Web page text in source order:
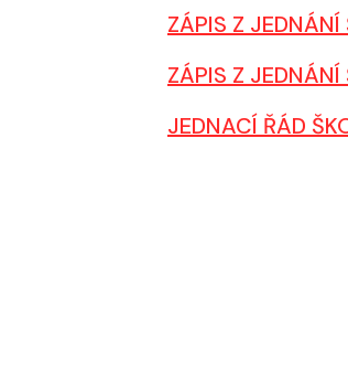
ZÁPIS Z JEDNÁNÍ
ZÁPIS Z
JEDNACÍ ŘÁD